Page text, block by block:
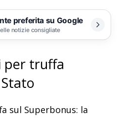
preferita su Google
notizie consigliate
per truffa
sul Superbonus: la